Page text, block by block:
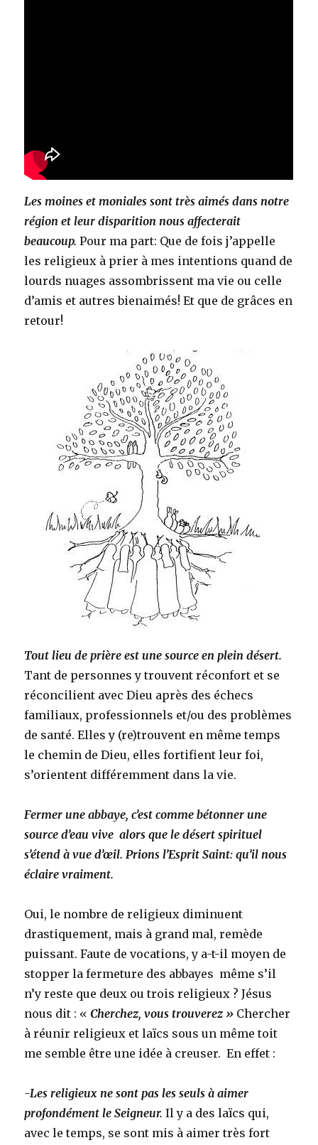
Les moines et moniales sont très aimés dans notre
région et leur disparition nous affecterait
beaucoup.Pour ma part: Que de fois j’appelle
les religieux à prier à mes intentions quand de
lourds nuages assombrissent ma vie ou celle
d’amis et autres bienaimés! Et que de grâces en
retour!
Tout lieu de prière est une source en plein désert.
Tant de personnes y trouvent réconfort et se
réconcilient avec Dieu après des échecs
familiaux, professionnels et/ou des problèmes
de santé. Elles y (re)trouvent en même temps
le chemin de Dieu, elles fortifient leur foi,
s’orientent différemment dans la vie.
Fermer une abbaye, c’est comme bétonner une
source d’eau vive alors que le désert spirituel
s’étend à vue d’œil. Prions l’Esprit Saint: qu’il nous
éclaire vraiment.
Oui, le nombre de religieux diminuent
drastiquement, mais à grand mal, remède
puissant. Faute de vocations, y a-t-il moyen de
stopper la fermeture des abbayes même s’il
n’y reste que deux ou trois religieux ? Jésus
nous dit : « Cherchez, vous trouverez » Chercher
à réunir religieux et laïcs sous un même toit
me semble être une idée à creuser. En effet :
-Les religieux ne sont pas les seuls à aimer
profondément le Seigneur.Il y a des laïcs qui,
avec le temps, se sont mis à aimer très fort